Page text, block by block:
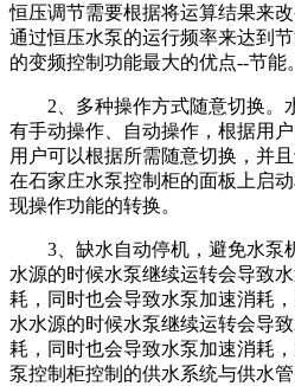
恒压调节需要根据将运算结果来
通过恒压水泵的运行频率来达到
的变频控制功能最大的优点--节能。
2、多种操作方式随意切换。
有手动操作、自动操作，根据用
用户可以根据所需随意切换，并
在石家庄水泵控制柜的面板上启
现操作功能的转换。
3、缺水自动停机，避免水泵
水源的时候水泵继续运转会导致
耗，同时也会导致水泵加速消耗
水水源的时候水泵继续运转会导
耗，同时也会导致水泵加速消耗
泵控制柜控制的供水系统与供水